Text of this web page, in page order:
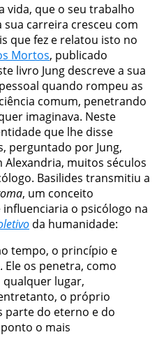
vida, que o seu trabalho
carreira cresceu com
que fez e relatou isto no
Mortos, publicado
livro Jung descreve a sua
quando rompeu as
comum, penetrando
imaginava. Neste
que lhe disse
perguntado por Jung,
Alexandria, muitos séculos
Basilides transmitiu a
, um conceito
o psicólogo na
da humanidade:
tempo, o princípio e
Ele os penetra, como
qualquer lugar,
o próprio
parte do eterno e do
o mais